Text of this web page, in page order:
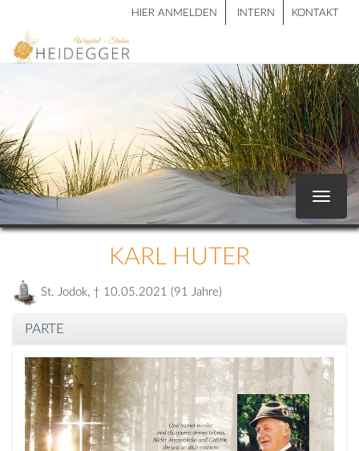
HIER ANMELDEN INTERN KONTAKT
Toggle
KARL HUTER
St. Jodok, † 10.05.2021 (91 Jahre)
PARTE